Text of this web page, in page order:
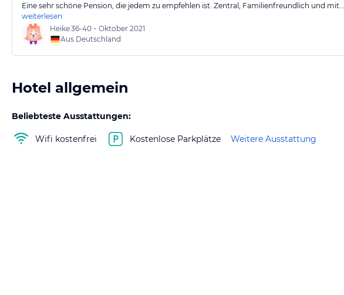
Eine sehr schöne Pension, die jedem zu empfehlen ist. Zentral, Familienfreundlich und mit…
weiterlesen
Heike36-40 • Oktober 2021
Aus Deutschland
Hotel allgemein
Beliebteste Ausstattungen:
Wifi kostenfrei Kostenlose Parkplätze Weitere Ausstattung